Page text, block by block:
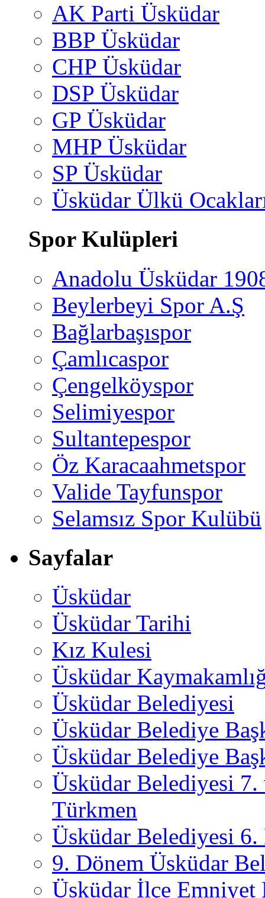
AK Parti Üsküdar
BBP Üsküdar
CHP Üsküdar
DSP Üsküdar
GP Üsküdar
MHP Üsküdar
SP Üsküdar
Üsküdar Ülkü
Spor Kulüpleri
Anadolu Üsküdar
Beylerbeyi Spor A.Ş
Bağlarbaşıspor
Çamlıcaspor
Çengelköyspor
Selimiyespor
Sultantepespor
Öz Karacaahmetspor
Valide Tayfunspor
Selamsız Spor Kulübü
Sayfalar
Üsküdar
Üsküdar Tarihi
Kız Kulesi
Üsküdar
Üsküdar Belediyesi
Üsküdar Belediye
Üsküdar Belediye
Üsküdar Belediyesi
Türkmen
Üsküdar Belediyesi 6.
9. Dönem Üsküdar
Üsküdar İlçe